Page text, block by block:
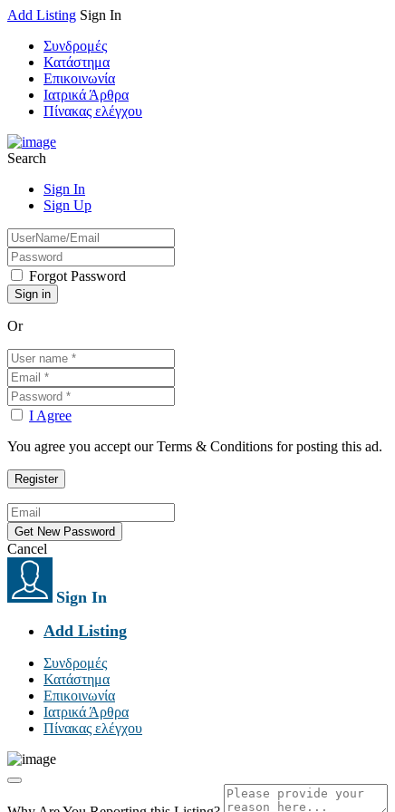
Add Listing Sign In
Συνδρομές
Κατάστημα
Επικοινωνία
Ιατρικά Άρθρα
Πίνακας ελέγχου
Search
Sign In
Sign Up
Forgot Password
Or
I Agree
You agree you accept our Terms & Conditions for posting this ad.
Cancel
Sign In
Add Listing
Συνδρομές
Κατάστημα
Επικοινωνία
Ιατρικά Άρθρα
Πίνακας ελέγχου